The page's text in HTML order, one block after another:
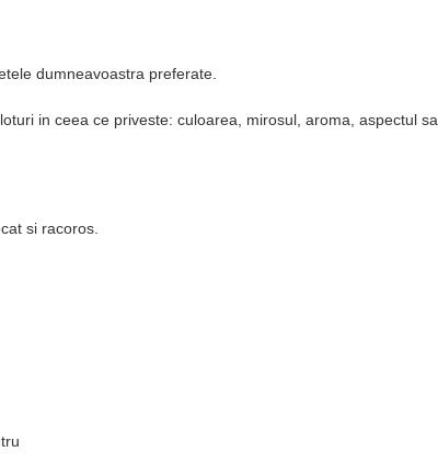
dumneavoastra preferate.
in ceea ce priveste: culoarea, mirosul, aroma, aspectul
si racoros.